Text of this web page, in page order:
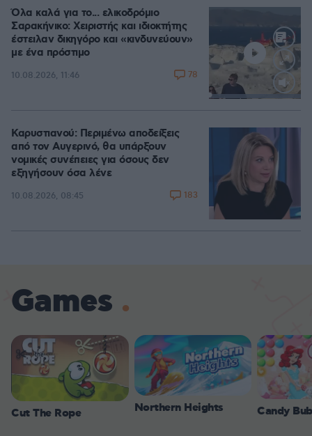
Loaded
Όλα καλά για το... ελικοδρόμιο
Σαρακήνικο: Χειριστής και ιδιοκτήτης
έστειλαν δικηγόρο και «κινδυνεύουν»
με ένα πρόστιμο
10.08.2026, 11:46 78
Καρυστιανού: Περιμένω αποδείξεις
από τον Αυγερινό, θα υπάρξουν
νομικές συνέπειες για όσους δεν
εξηγήσουν όσα λένε
10.08.2026, 08:45 183
Games
Cut The Rope Northern Heights Candy